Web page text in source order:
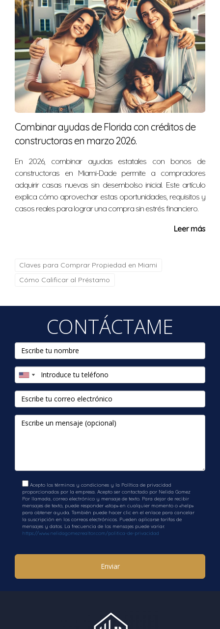
Combinar ayudas de Florida con créditos de
constructoras en marzo 2026.
En 2026, combinar ayudas estatales con bonos de
constructoras en Miami-Dade permite a compradores
adquirir casas nuevas sin desembolso inicial. Este artículo
explica cómo aprovechar estas oportunidades, requisitos y
casos reales para lograr una compra sin estrés financiero.
Leer más
Claves para Comprar Propiedad en Miami
Cómo Calificar al Préstamo
CONTÁCTAME
Acepto los términos y condiciones y la Política de privacidad
proporcionados por la empresa. Acepto ser contactado por Nelida Gomez
Por llamada, correo electrónico y mensaje de texto. Para dejar de recibir
mensajes de texto, puede responder «stop» en cualquier momento o «help»
para obtener ayuda. También puede hacer clic en el enlace para cancelar
la suscripción en los correos electrónicos. Pueden aplicarse tarifas de
mensajes y datos. La frecuencia de los mensajes puede variar.
https://www.nelidagomezrealtor.com/politica-de-privacidad
Enviar